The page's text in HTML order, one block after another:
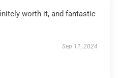
worth it, and fantastic
Sep 11, 2024